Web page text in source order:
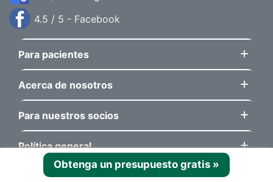
4.5 / 5 - Facebook
Para pacientes
Acerca de nosotros
Para nuestros socios
Política general
Obtenga un presupuesto gratis »